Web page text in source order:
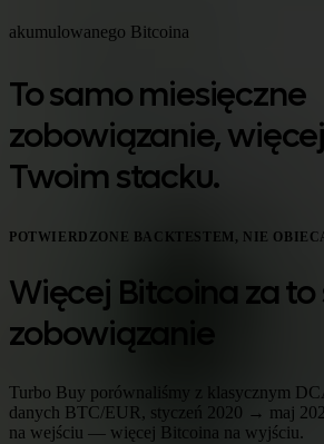
akumulowanego Bitcoina
To samo miesięczne
zobowiązanie,
Twoim stacku.
POTWIERDZONE BACKTESTEM, NIE
Więcej Bitcoina za
zobowiązanie
Turbo Buy porównaliśmy z klasycznym
danych BTC/EUR, styczeń 2020 → maj
na wejściu — więcej Bitcoina na wyjściu.